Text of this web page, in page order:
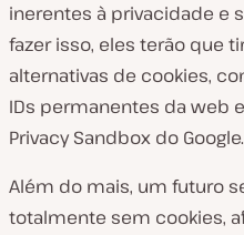
inerentes à privacidade e
fazer isso, eles terão que
alternativas de cookies,
IDs permanentes da web
Privacy Sandbox do Google.
Além do mais, um futuro
totalmente sem cookies,